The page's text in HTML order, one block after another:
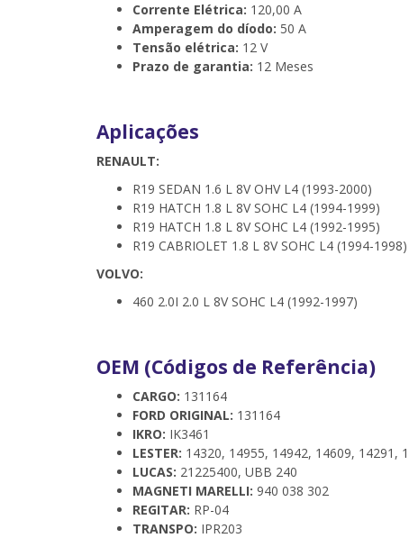
Corrente Elétrica: 120,00 A
Amperagem do díodo: 50 A
Tensão elétrica: 12 V
Prazo de garantia: 12 Meses
Aplicações
RENAULT:
R19 SEDAN 1.6 L 8V OHV L4 (1993-2000)
R19 HATCH 1.8 L 8V SOHC L4 (1994-1999)
R19 HATCH 1.8 L 8V SOHC L4 (1992-1995)
R19 CABRIOLET 1.8 L 8V SOHC L4 (1994-1998)
VOLVO:
460 2.0I 2.0 L 8V SOHC L4 (1992-1997)
OEM (Códigos de Referência)
CARGO: 131164
FORD ORIGINAL: 131164
IKRO: IK3461
LESTER: 14320, 14955, 14942, 14609, 14291,
LUCAS: 21225400, UBB 240
MAGNETI MARELLI: 940 038 302
REGITAR: RP-04
TRANSPO: IPR203